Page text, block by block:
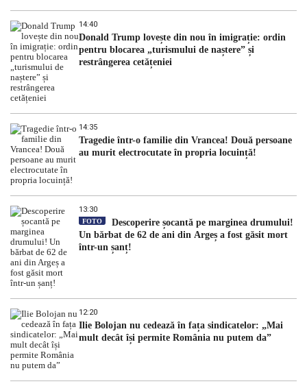
14:40
Donald Trump lovește din nou în imigrație: ordin
pentru blocarea „turismului de naștere” și
restrângerea cetățeniei
14:35
Tragedie într-o familie din Vrancea! Două persoane
au murit electrocutate în propria locuință!
13:30
FOTO
Descoperire șocantă pe marginea drumului!
Un bărbat de 62 de ani din Argeș a fost găsit mort
într-un șanț!
12:20
Ilie Bolojan nu cedează în fața sindicatelor: „Mai
mult decât își permite România nu putem da”